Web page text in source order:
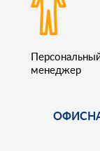
менеджер